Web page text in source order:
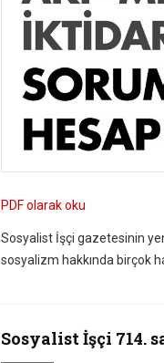
PDF olarak oku
Sosyalist İşçi gazetesinin
sosyalizm hakkında birçok
Sosyalist İşçi 714.